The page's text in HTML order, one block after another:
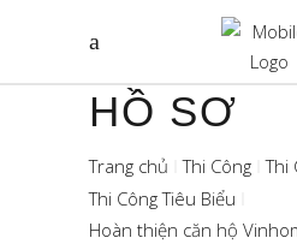
HỒ SƠ
Trang chủ Thi Công Thi
Thi Công Tiêu Biểu
Hoàn thiện căn hộ